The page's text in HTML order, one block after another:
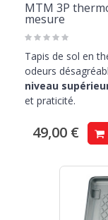
MTM 3P
mesure
Tapis de sol en
odeurs
niveau
et praticité.
49,00 €